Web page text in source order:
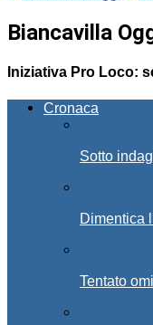
Biancavilla
Iniziativa Pro Loco:
Cronaca
Sotto
Dimentica
Tentato